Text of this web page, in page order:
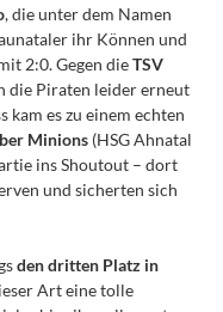
, die unter dem Namen
ihr Können und
2:0. Gegen dieTSV
die Piraten leider erneut
kam es zu einem echten
Minions (HSG Ahnatal
ins Shoutout – dort
und sicherten sich
den dritten Platz in
Art eine tolle